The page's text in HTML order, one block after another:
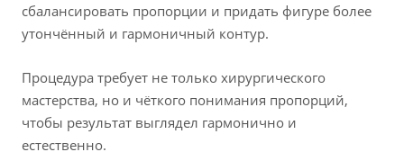
сбалансировать пропорции и придать фигуре более
утончённый и гармоничный контур.
Процедура требует не только хирургического
мастерства, но и чёткого понимания пропорций,
чтобы результат выглядел гармонично и
естественно.